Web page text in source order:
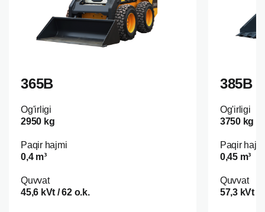
365B
Og'irligi
2950 kg
Paqir hajmi
0,4 m³
Quvvat
45,6 kVt / 62 o.k.
385B
Og'irligi
3750 kg
Paqir
0,45 m³
Quvvat
57,3 kVt /